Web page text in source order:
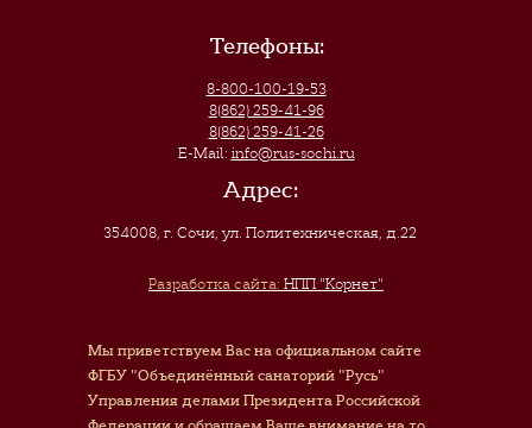
Телефоны:
8-800-100-19-53
8(862) 259-41-96
8(862) 259-41-26
E-Mail: info@rus-sochi.ru
Адрес:
354008, г. Сочи,ул. Политехническая, д.22
Разработка сайта: НПП "Корнет"
Мы приветствуем Вас на официальном сайте
ФГБУ "Объединённый санаторий "Русь"
Управления делами Президента Российской